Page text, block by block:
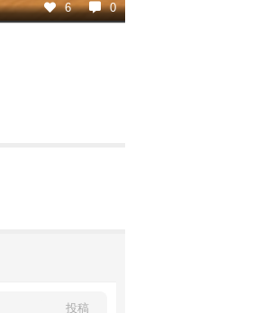
6 0
投稿